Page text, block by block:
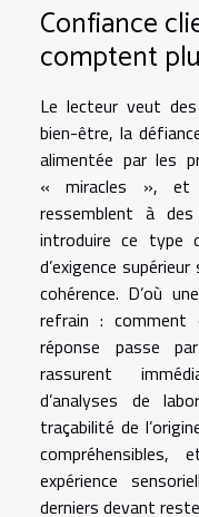
Confiance
comptent
Le lecteur veut
bien-être, la
alimentée par les
« miracles », et
ressemblent à
introduire ce type
d’exigence
cohérence. D’où
refrain : comment
réponse passe
rassurent
d’analyses de
traçabilité de
expérience
derniers devant